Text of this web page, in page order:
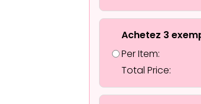
Achetez 3
Per Item:
Total Price: